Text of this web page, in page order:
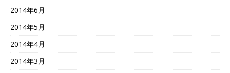
2014年6月
2014年5月
2014年4月
2014年3月